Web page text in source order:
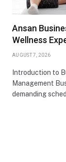
Ansan
Wellness
AUGUST 7, 2026
Introduction to
Management
demanding